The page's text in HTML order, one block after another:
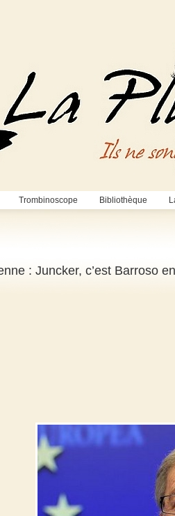
Trombinoscope Bibliothèque
: Juncker, c’est Barroso